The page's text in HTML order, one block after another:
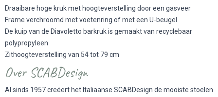
Draaibare hoge kruk met hoogteverstelling door een gasveer
Frame verchroomd met voetenring of met een U-beugel
De kuip van de Diavoletto barkruk is gemaakt van recyclebaar
polypropyleen
Zithoogteverstelling van 54 tot 79 cm
Over SCABDesign
Al sinds 1957 creëert het Italiaanse SCABDesign de mooiste stoelen